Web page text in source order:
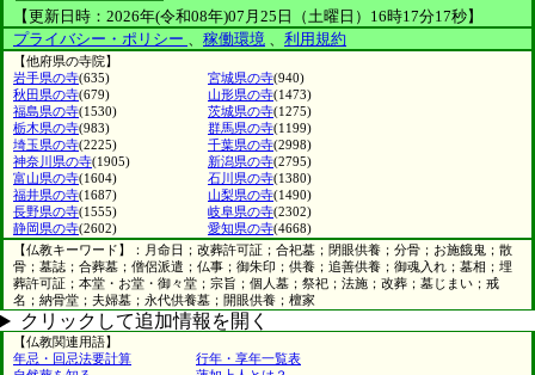
【更新日時：2026年(令和08年)07月25日（土曜日）16時17分17秒】
プライバシー・ポリシー 、 稼働環境 、 利用規約
【他府県の寺院】
岩手県の寺(635) 宮城県の寺(940)
秋田県の寺(679) 山形県の寺(1473)
福島県の寺(1530) 茨城県の寺(1275)
栃木県の寺(983) 群馬県の寺(1199)
埼玉県の寺(2225) 千葉県の寺(2998)
神奈川県の寺(1905) 新潟県の寺(2795)
富山県の寺(1604) 石川県の寺(1380)
福井県の寺(1687) 山梨県の寺(1490)
長野県の寺(1555) 岐阜県の寺(2302)
静岡県の寺(2602) 愛知県の寺(4668)
【仏教キーワード】：月命日；改葬許可証；合祀墓；閉眼供養；分骨；お施餓鬼；散
骨；墓誌；合葬墓；僧侶派遣；仏事；御朱印；供養；追善供養；御魂入れ；墓相；埋
葬許可証；本堂・お堂・御々堂；宗旨；個人墓；祭祀；法施；改葬；墓じまい；戒
名；納骨堂；夫婦墓；永代供養墓；開眼供養；檀家
クリックして追加情報を開く
【仏教関連用語】
年忌・回忌法要計算
行年・享年一覧表